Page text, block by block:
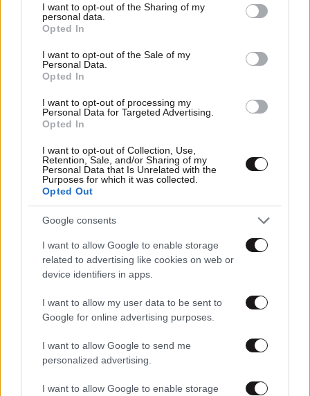
not limited to your visit or usage behaviour. You may click to
grant or deny consent to Google and its third-party tags to
use your data for below specified purposes in below Google
consent section.
I want to opt-out of the Sharing of my
personal data.
Opted In
I want to opt-out of the Sale of my
Personal Data.
Opted In
I want to opt-out of processing my
Personal Data for Targeted Advertising.
Opted In
I want to opt-out of Collection, Use,
Retention, Sale, and/or Sharing of my
Personal Data that Is Unrelated with the
Purposes for which it was collected.
Opted Out
Google consents
I want to allow Google to enable storage
related to advertising like cookies on web or
device identifiers in apps.
I want to allow my user data to be sent to
Google for online advertising purposes.
I want to allow Google to send me
personalized advertising.
I want to allow Google to enable storage
07·07·2012 03:53
Μειώσεις επιτοκίων από τη Eurobank